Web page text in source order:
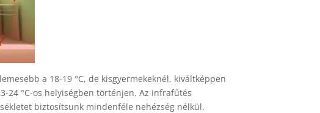
a 18-19 °C, de kisgyermekeknél, kiváltképpen
24 °C-os helyiségben történjen. Az infrafűtés
biztosítsunk mindenféle nehézség nélkül.